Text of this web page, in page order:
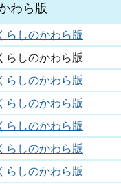
わら版
しのかわら版
しのかわら版
しのかわら版
しのかわら版
しのかわら版
しのかわら版
しのかわら版